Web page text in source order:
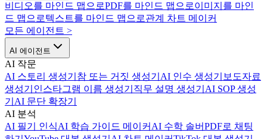
비디오를 마인드 맵으로PDF를 마인드 맵으로이미지를 마인
드 맵으로텍스트를 마인드 맵으로관계 차트 메이커
모든 에이전트 >
AI 에이전트
AI 작문
AI 스토리 생성기 참 또는 거짓 생성기 AI 인수 생성기 보도자료
생성기 인스타그램 이름 생성기 직무 설명 생성기 AI SOP 생성
기 AI 문단 확장기
AI 분석
AI 필기 인식AI 학습 가이드 메이커 AI 수학 솔버PDF로 채팅